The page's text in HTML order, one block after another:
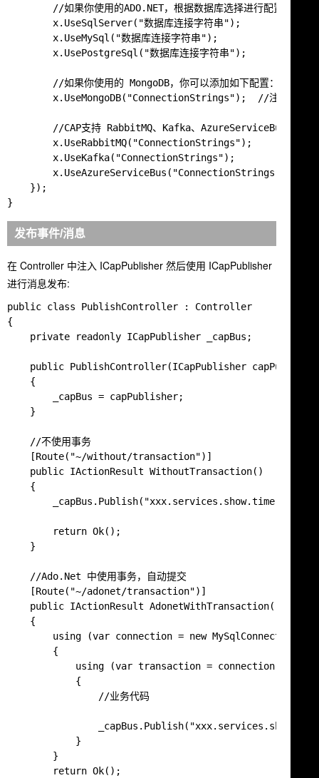
        //如果你使用的ADO.NET，根据数据库选择进行配置：
        x.UseSqlServer("数据库连接字符串");
        x.UseMySql("数据库连接字符串");
        x.UsePostgreSql("数据库连接字符串");
        //如果你使用的 MongoDB，你可以添加如下配置：
x.UseMongoDB("ConnectionStrings");  //注意，仅
//CAP支持 RabbitMQ、Kafka、AzureServiceBus 等作为
        x.UseRabbitMQ("ConnectionStrings");
        x.UseKafka("ConnectionStrings");
        x.UseAzureServiceBus("ConnectionStrings");
    });
发布事件/消息
在 Controller 中注入 ICapPublisher 然后使用 ICapPublisher
进行消息发布:
public class PublishController : Controller
{
    private readonly ICapPublisher _capBus;
public PublishController(ICapPublisher
    {
        _capBus = capPublisher;
    }
    //不使用事务
    [Route("~/without/transaction")]
    public IActionResult WithoutTransaction()
    {
_capBus.Publish("xxx.services.show.time",
        return Ok();
    }
    //Ado.Net 中使用事务，自动提交
    [Route("~/adonet/transaction")]
    public IActionResult AdonetWithTransaction()
    {
using (var connection = new
        {
using (var transaction =
            {
                //业务代码
            }
        }
        return Ok();